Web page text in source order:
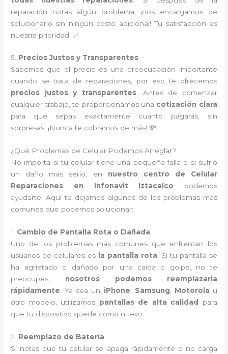
reparación notas algún problema, ¡nos encargamos de
solucionarlo sin ningún costo adicional! Tu satisfacción es
nuestra prioridad. ✅
5. Precios Justos y Transparentes
Sabemos que el precio es una preocupación importante
cuando se trata de reparaciones, por eso te ofrecemos
precios justos y transparentes. Antes de comenzar
cualquier trabajo, te proporcionamos una cotización clara
para que sepas exactamente cuánto pagarás, sin
sorpresas. ¡Nunca te cobramos de más! 💸
¿Qué Problemas de Celular Podemos Arreglar?
No importa si tu celular tiene una pequeña falla o si sufrió
un daño más serio, en nuestro centro de Celular
Reparaciones en Infonavit Iztacalco podemos
ayudarte. Aquí te dejamos algunos de los problemas más
comunes que podemos solucionar:
1. Cambio de Pantalla Rota o Dañada
Uno de los problemas más comunes que enfrentan los
usuarios de celulares es
la pantalla rota . Si tu pantalla se
ha agrietado o dañado por una caída o golpe, no te
preocupes, nosotros podemos reemplazarla
rápidamente . Ya sea un iPhone Samsung Motorola u
otro modelo, utilizamos pantallas de alta calidad
para
que tu dispositivo quede como nuevo.
2. Reemplazo de Batería
Si notas que tu celular se apaga rápidamente o no carga